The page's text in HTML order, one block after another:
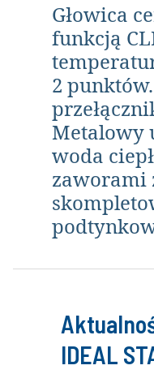
Głowica
funkcją
2
Metalowy
woda
zaworami
IDEAL